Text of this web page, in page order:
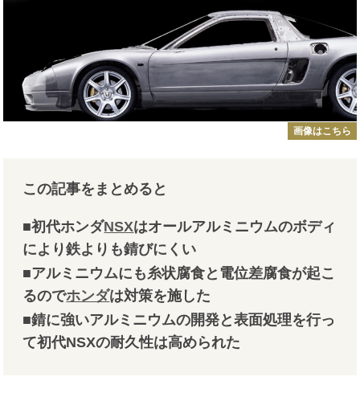
画像はこちら
この記事をまとめると
■初代ホンダNSXはオールアルミニウムのボディ
により鉄よりも錆びにくい
■アルミニウムにも糸状腐食と電位差腐食が起こ
るのでホンダは対策を施した
■錆に強いアルミニウムの開発と表面処理を行っ
て初代NSXの耐久性は高められた